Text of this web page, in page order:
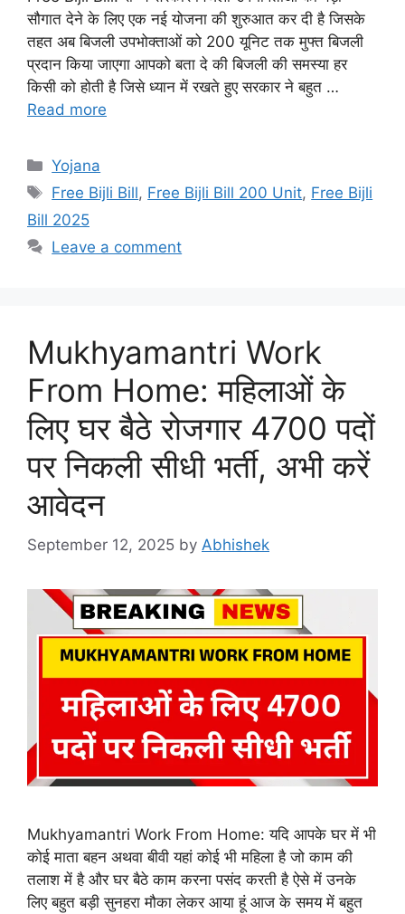
सौगात देने के लिए एक नई योजना की शुरुआत कर दी है जिसके
तहत अब बिजली उपभोक्ताओं को 200 यूनिट तक मुफ्त बिजली
प्रदान किया जाएगा आपको बता दे की बिजली की समस्या हर
किसी को होती है जिसे ध्यान में रखते हुए सरकार ने बहुत …
Read more
Categories
Yojana
Tags
Free Bijli Bill, Free Bijli Bill 200 Unit, Free Bijli
Bill 2025
Leave a comment
Mukhyamantri Work
From Home: महिलाओं के
लिए घर बैठे रोजगार 4700 पदों
पर निकली सीधी भर्ती, अभी करें
आवेदन
September 12, 2025 by Abhishek
Mukhyamantri Work From Home: यदि आपके घर में भी
कोई माता बहन अथवा बीवी यहां कोई भी महिला है जो काम की
तलाश में है और घर बैठे काम करना पसंद करती है ऐसे में उनके
लिए बहुत बड़ी सुनहरा मौका लेकर आया हूं आज के समय में बहुत